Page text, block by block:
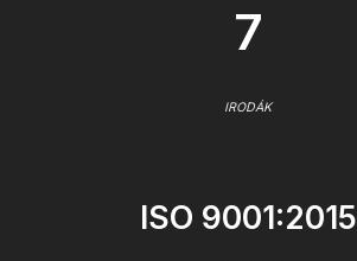
7
IRODÁK
ISO 9001:2015